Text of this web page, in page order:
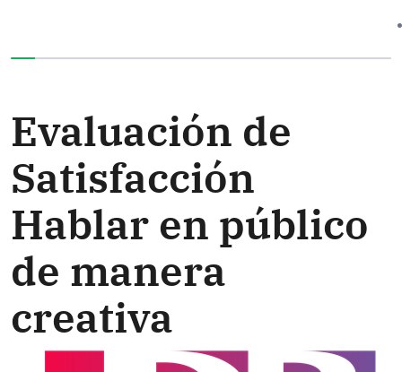
Evaluación de
Satisfacción
Hablar en público
de manera
creativa